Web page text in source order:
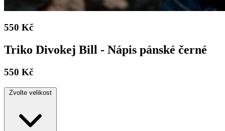
550 Kč
Triko Divokej Bill - Nápis pánské černé
550 Kč
Zvolte velikost